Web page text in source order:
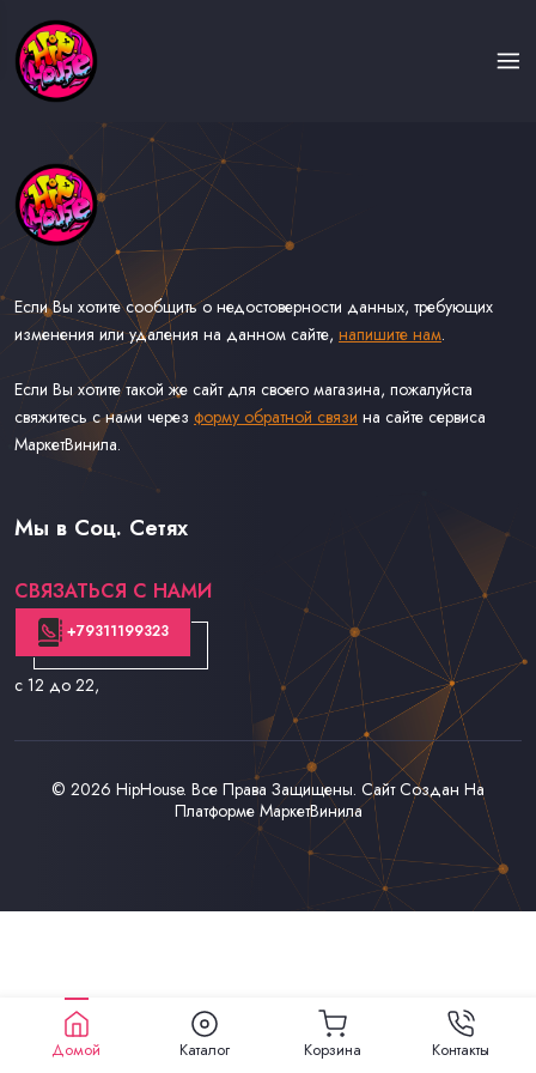
Если Вы хотите сообщить о недостоверности данных, требующих
изменения или удаления на данном сайте, напишите нам.
Если Вы хотите такой же сайт для своего магазина, пожалуйста
свяжитесь с нами через форму обратной связи на сайте сервиса
МаркетВинила.
Каталог Музыки на Виниле В Наличии
Доставка и Оплата
Мы в Соц. Сетях
СВЯЗАТЬСЯ С НАМИ
+79311199323
с 12 до 22,
© 2026 HipHouse. Все Права Защищены. Сайт Создан На
Платформе МаркетВинила
Домой Каталог Корзина Контакты